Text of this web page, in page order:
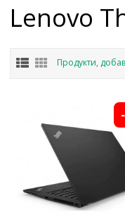
Lenovo
Продукти,